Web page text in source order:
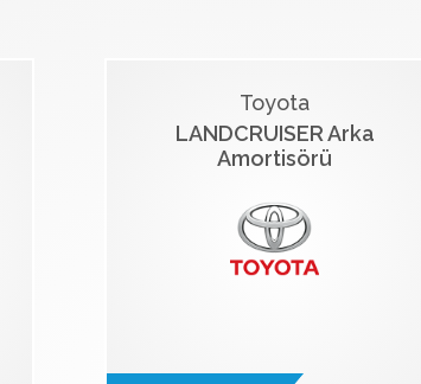
Toyota
LANDCRUISER Arka
Amortisörü